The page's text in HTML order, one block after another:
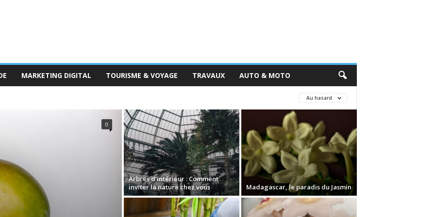
MARKETING DIGITAL TOURISME & VOYAGE TRAVAUX AUTO & MOTO
Au hasard
0
Arbres d’intérieur : Comment
inviter la nature chez vous
Madagascar, le paradis du Jasmin